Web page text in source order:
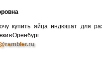
купить яйца индюшат для
в Оренбург.